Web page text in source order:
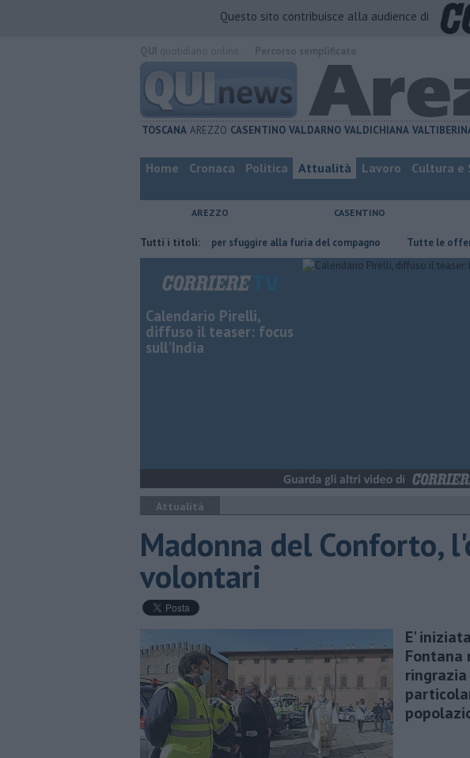
Questo sito contribuisce alla audience di
TOSCANA AREZZO CASENTINO VALDARNO VALDICHIANA
Home Cronaca Politica Attualità Lavoro Cultura e
AREZZO CASENTINO
Tutti i titoli:
Nascosta in un bar per sfuggire alla furia del compagno ​Tutte le offerte di
Calendario Pirelli,
diffuso il teaser: focus
sull'India
Attualità
Madonna del Conforto,
volontari
E'
Fontana